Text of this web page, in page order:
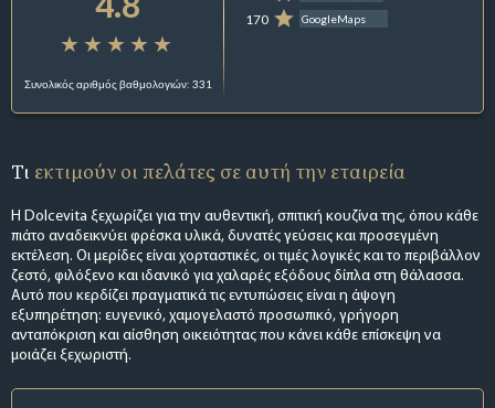
Συνολικός αριθμός βαθμολογιών: 331
170 GoogleMaps
Τι εκτιμούν οι πελάτες σε αυτή την εταιρεία
Η Dolcevita ξεχωρίζει για την αυθεντική, σπιτική κουζίνα της, όπου κάθε
πιάτο αναδεικνύει φρέσκα υλικά, δυνατές γεύσεις και προσεγμένη
εκτέλεση. Οι μερίδες είναι χορταστικές, οι τιμές λογικές και το περιβάλλον
ζεστό, φιλόξενο και ιδανικό για χαλαρές εξόδους δίπλα στη θάλασσα.
Αυτό που κερδίζει πραγματικά τις εντυπώσεις είναι η άψογη
εξυπηρέτηση: ευγενικό, χαμογελαστό προσωπικό, γρήγορη
ανταπόκριση και αίσθηση οικειότητας που κάνει κάθε επίσκεψη να
μοιάζει ξεχωριστή.